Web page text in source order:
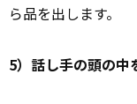
ら品を出します。
5）話し手の頭の中